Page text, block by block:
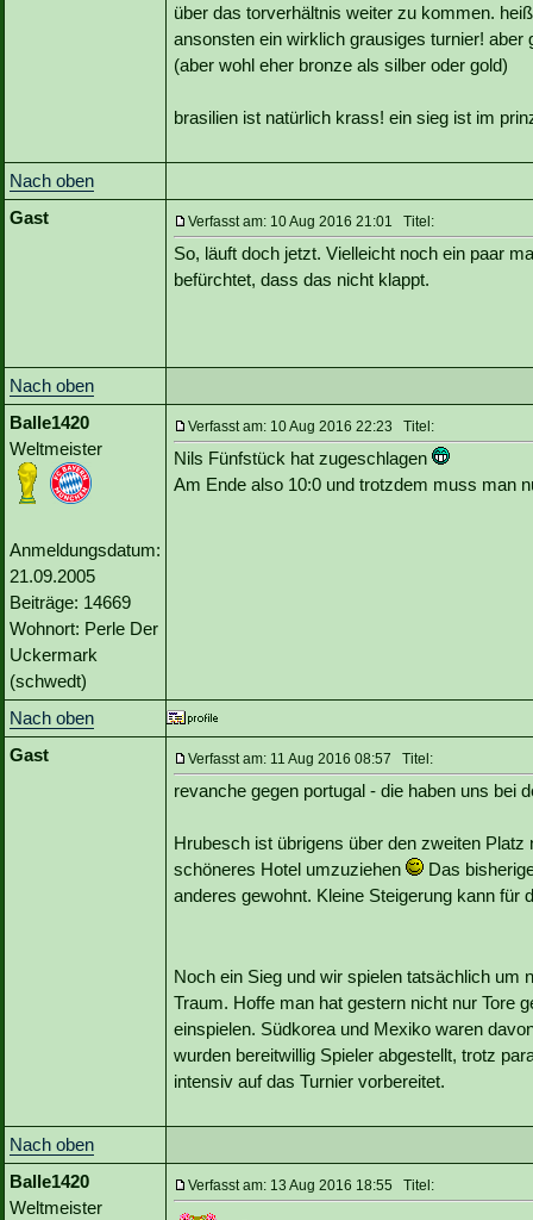
über das torverhältnis weiter zu kommen.
ansonsten ein wirklich grausiges turnier!
(aber wohl eher bronze als silber oder gold)
brasilien ist natürlich krass! ein sieg ist im
Nach oben
Gast
Verfasst am: 10 Aug 2016 21:01 Titel:
So, läuft doch jetzt. Vielleicht noch ein paar
befürchtet, dass das nicht klappt.
Nach oben
Balle1420
Weltmeister
Anmeldungsdatum:
21.09.2005
Beiträge: 14669
Wohnort: Perle Der
Uckermark
(schwedt)
Verfasst am: 10 Aug 2016 22:23 Titel:
Nils Fünfstück hat zugeschlagen
Am Ende also 10:0 und trotzdem muss man
Nach oben
Gast
Verfasst am: 11 Aug 2016 08:57 Titel:
revanche gegen portugal - die haben uns bei
Hrubesch ist übrigens über den zweiten
schöneres Hotel umzuziehen
Das
anderes gewohnt. Kleine Steigerung kann für
Noch ein Sieg und wir spielen tatsächlich um
Traum. Hoffe man hat gestern nicht nur Tore
einspielen. Südkorea und Mexiko waren
wurden bereitwillig Spieler abgestellt, trotz
intensiv auf das Turnier vorbereitet.
Nach oben
Balle1420
Weltmeister
Verfasst am: 13 Aug 2016 18:55 Titel: